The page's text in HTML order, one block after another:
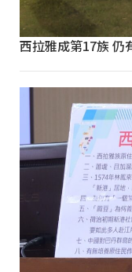
西拉雅成第17族 仍